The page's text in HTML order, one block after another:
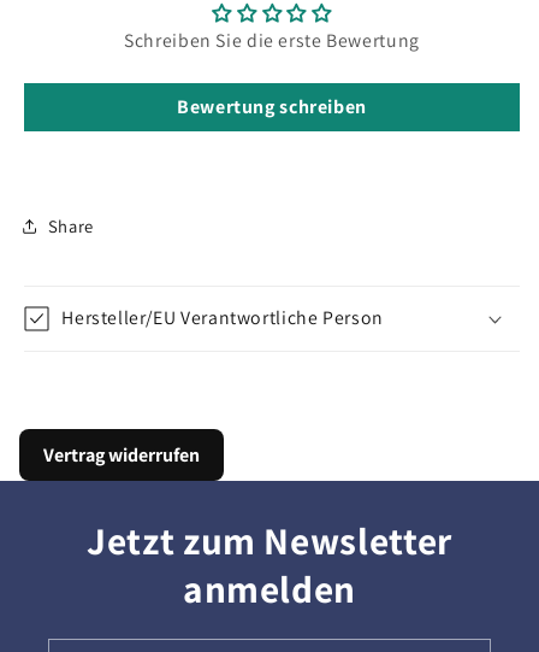
Schreiben Sie die erste Bewertung
Bewertung schreiben
Share
Hersteller/EU Verantwortliche Person
Vertrag widerrufen
Jetzt zum Newsletter
anmelden